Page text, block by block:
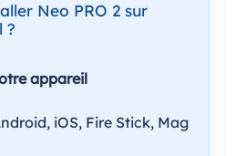
Neo PRO 2 sur
?
appareil
iOS, Fire Stick, Mag